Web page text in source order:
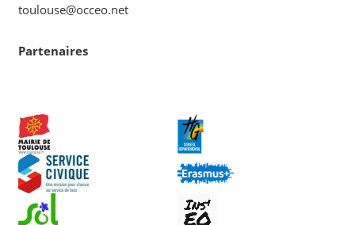
toulouse@occeo.net
Partenaires